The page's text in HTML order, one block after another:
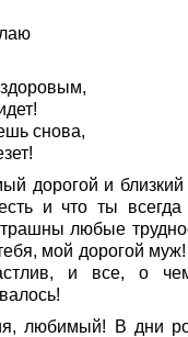
снова,
дорогой и близкий
и что ты
любые
мой дорогой
и все, о
любимый! В дни